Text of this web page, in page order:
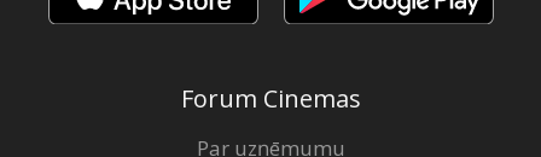
Forum Cinemas
Par uzņēmumu